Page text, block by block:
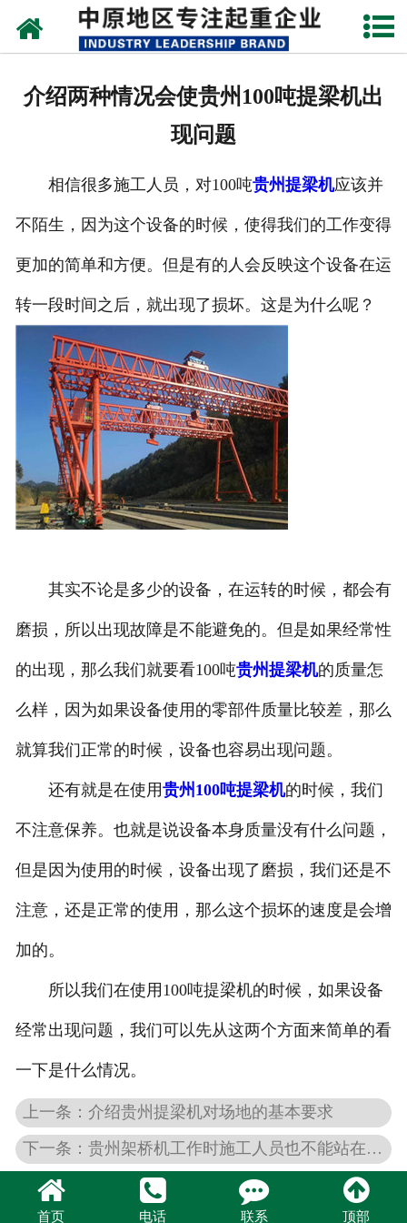
网站首页
企业视频
成功案例
介绍两种情况会使贵州100吨提梁机出
现问题
相信很多施工人员，对100吨贵州提梁机应该并
不陌生，因为这个设备的时候，使得我们的工作变得
更加的简单和方便。但是有的人会反映这个设备在运
转一段时间之后，就出现了损坏。这是为什么呢？
其实不论是多少的设备，在运转的时候，都会有
磨损，所以出现故障是不能避免的。但是如果经常性
的出现，那么我们就要看100吨贵州提梁机的质量怎
么样，因为如果设备使用的零部件质量比较差，那么
就算我们正常的时候，设备也容易出现问题。
还有就是在使用贵州100吨提梁机的时候，我们
不注意保养。也就是说设备本身质量没有什么问题，
但是因为使用的时候，设备出现了磨损，我们还是不
注意，还是正常的使用，那么这个损坏的速度是会增
加的。
所以我们在使用100吨提梁机的时候，如果设备
经常出现问题，我们可以先从这两个方面来简单的看
一下是什么情况。
上一条：介绍贵州提梁机对场地的基本要求
下一条：贵州架桥机工作时施工人员也不能站在设备下面
首页 电话 联系 顶部